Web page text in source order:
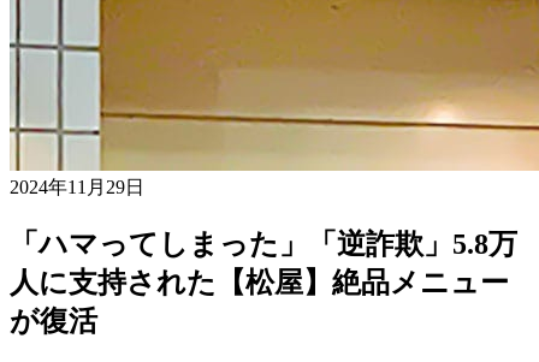
2024年11月29日
「ハマってしまった」「逆詐欺」5.8万
人に支持された【松屋】絶品メニュー
が復活